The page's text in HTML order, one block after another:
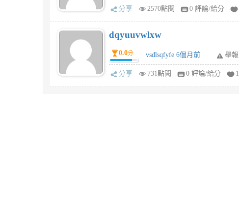
分享 2570點閱 0 評論/給分
dqyuuvwlxw
0.0分 vsdlsqfyfe 6個月前 舉報
分享 731點閱 0 評論/給分 1